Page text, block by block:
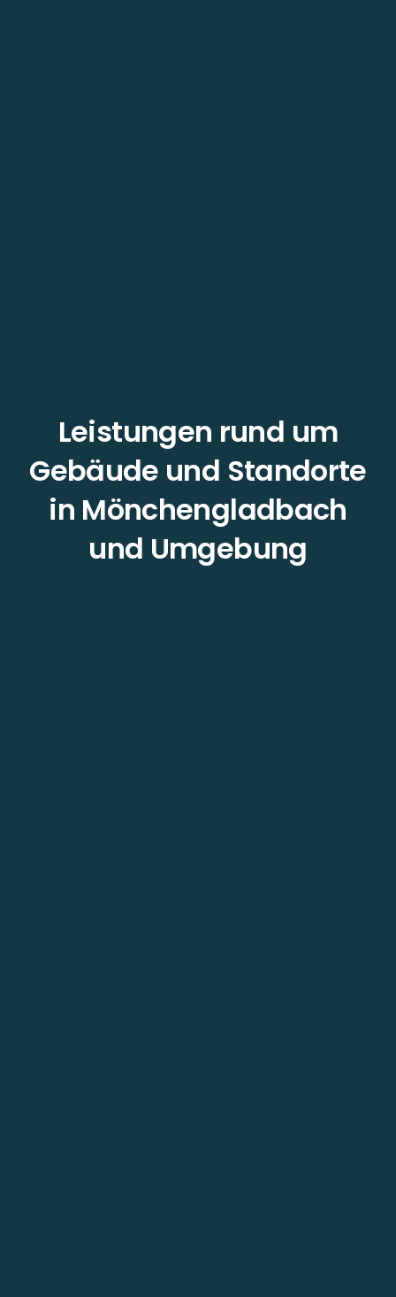
Leistungen rund um
Gebäude und Standorte
in Mönchengladbach
und Umgebung